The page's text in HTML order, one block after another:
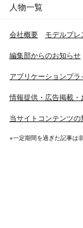
人物一覧
会社概要 モデルプレ
編集部からのお知らせ
アプリケーションプ
情報提供・広告掲載
当サイトコンテンツ
※一定期間を過ぎた記事は